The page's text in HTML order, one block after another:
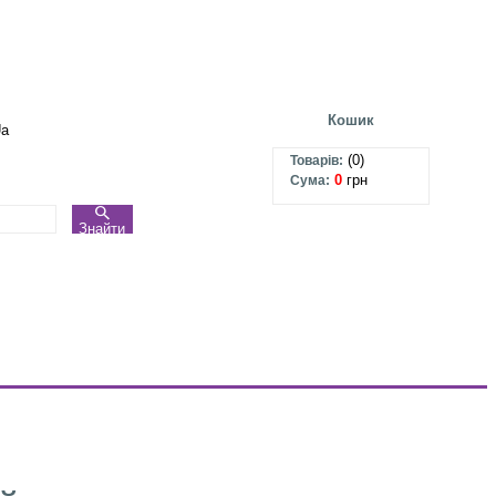
Знайти
Кошик
Товарів: (0)
Сума: 0 грн